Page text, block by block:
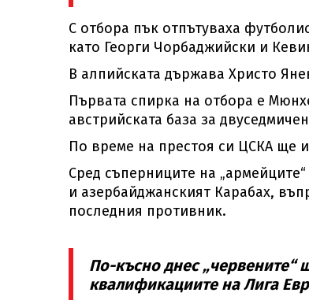
С отбора пък отпътуваха
като Георги Чорбаджийски и
В алпийската държава Христо
Първата спирка на отбора е
австрийската база за
По време на престоя си ЦСКА ще
Сред съперниците на
и азербайджанският Карабах,
последния противник.
По-късно днес „червените“
квалификациите на Лига